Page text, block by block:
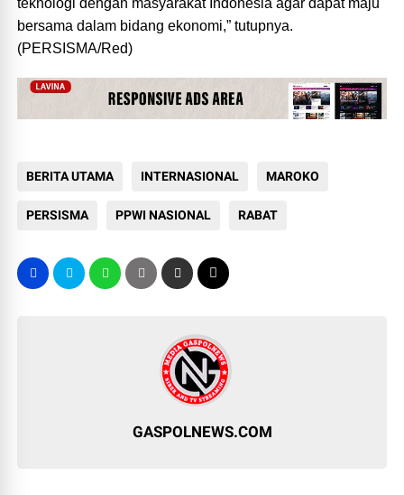
bersama dalam bidang ekonomi,” tutupnya.
(PERSISMA/Red)
BERITA UTAMA INTERNASIONAL MAROKO
PERSISMA PPWI NASIONAL RABAT
GASPOLNEWS.COM